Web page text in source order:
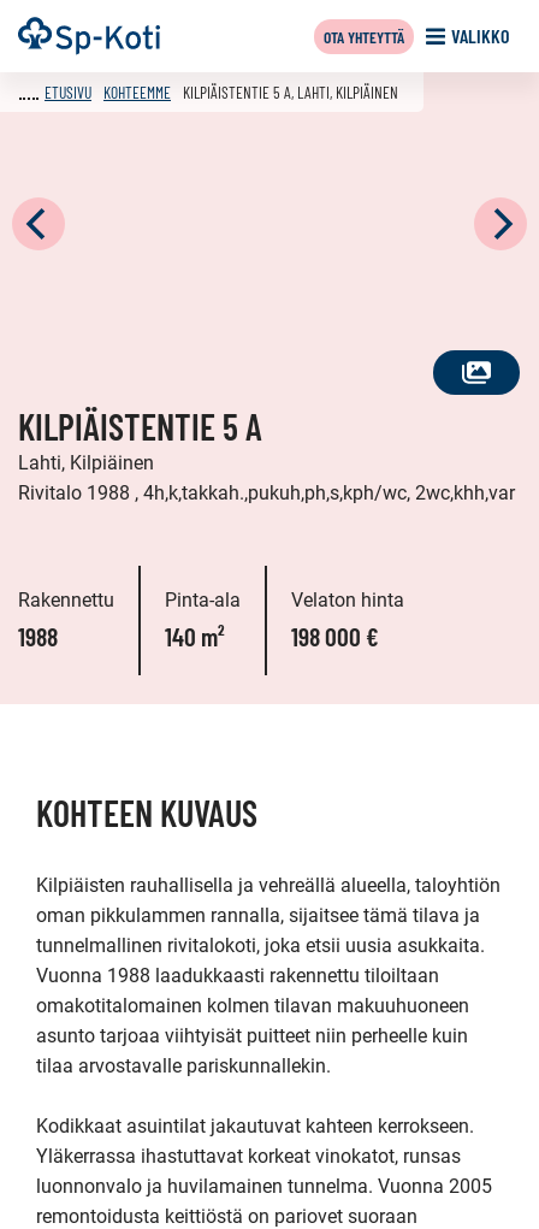
Siirry
sisältöön
Etusivu VALIKKO
OTA YHTEYTTÄ
KATSO
ETUSIVU KOHTEEMME KILPIÄISTENTIE 5 A, LAHTI, KILPIÄINEN
KILPIÄISTENTIE 5 A
Lahti, Kilpiäinen
Rivitalo 1988 , 4h,k,takkah.,pukuh,ph,s,kph/wc, 2wc,khh,var
Rakennettu
1988
Pinta-ala
140 m²
Velaton hinta
198 000 €
KOHTEEN KUVAUS
Kilpiäisten rauhallisella ja vehreällä alueella, taloyhtiön
oman pikkulammen rannalla, sijaitsee tämä tilava ja
tunnelmallinen rivitalokoti, joka etsii uusia asukkaita.
Vuonna 1988 laadukkaasti rakennettu tiloiltaan
omakotitalomainen kolmen tilavan makuuhuoneen
asunto tarjoaa viihtyisät puitteet niin perheelle kuin
tilaa arvostavalle pariskunnallekin.
Kodikkaat asuintilat jakautuvat kahteen kerrokseen.
Yläkerrassa ihastuttavat korkeat vinokatot, runsas
luonnonvalo ja huvilamainen tunnelma. Vuonna 2005
remontoidusta keittiöstä on pariovet suoraan